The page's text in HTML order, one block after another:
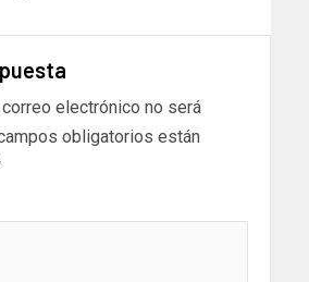
electrónico no será
obligatorios están